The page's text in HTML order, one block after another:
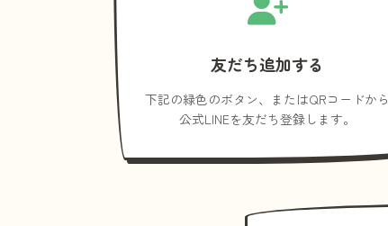
友だち追加する
下記の緑色のボタン、またはQRコードから
公式LINEを友だち登録します。